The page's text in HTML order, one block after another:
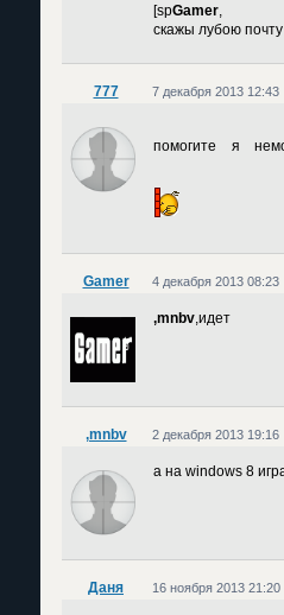
[spGamer,
скажы лубою почту
777 7 декабря 2013 12:43
помогите я
Gamer 4 декабря 2013 08:23
,mnbv,идет
,mnbv 2 декабря 2013 19:16
а на windows 8
Даня 16 ноября 2013 21:20